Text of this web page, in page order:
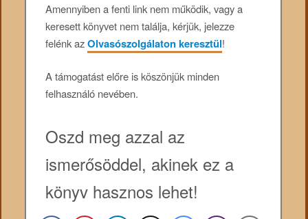
Amennyiben a fenti link nem működik, vagy a
keresett könyvet nem találja, kérjük, jelezze
felénk azOlvasószolgálaton keresztül!
A támogatást előre is köszönjük minden
felhasználó nevében.
Oszd meg azzal az
ismerősöddel, akinek ez a
könyv hasznos lehet!